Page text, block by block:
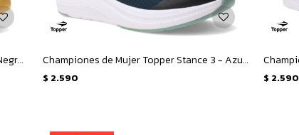
Championes Unisex Topper Stance 3 - Negro - Gris Championes de Mujer Topper Stance 3 - Azul - Celeste
$ 2.590 $ 2.590